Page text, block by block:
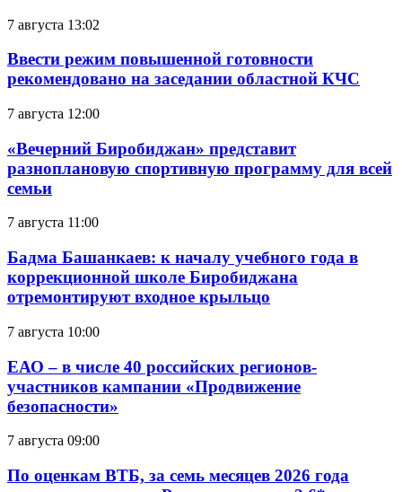
7 августа 13:02
Ввести режим повышенной готовности
рекомендовано на заседании областной КЧС
7 августа 12:00
«Вечерний Биробиджан» представит
разноплановую спортивную программу для всей
семьи
7 августа 11:00
Бадма Башанкаев: к началу учебного года в
коррекционной школе Биробиджана
отремонтируют входное крыльцо
7 августа 10:00
ЕАО – в числе 40 российских регионов-
участников кампании «Продвижение
безопасности»
7 августа 09:00
По оценкам ВТБ, за семь месяцев 2026 года